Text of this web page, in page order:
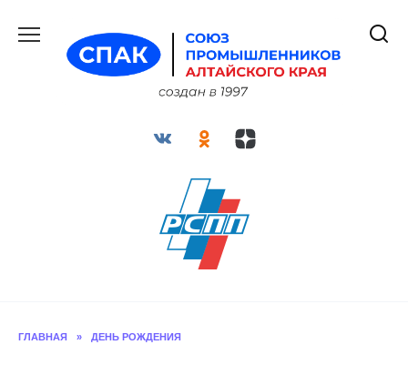
содержанию
ГЛАВНАЯ » ДЕНЬ РОЖДЕНИЯ